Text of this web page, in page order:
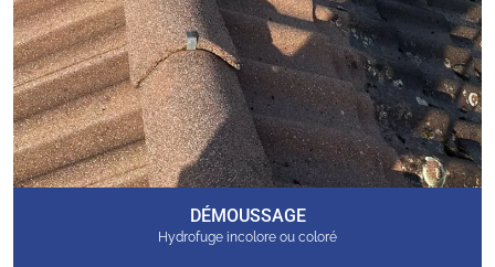
DÉMOUSSAGE
Hydrofuge incolore ou coloré